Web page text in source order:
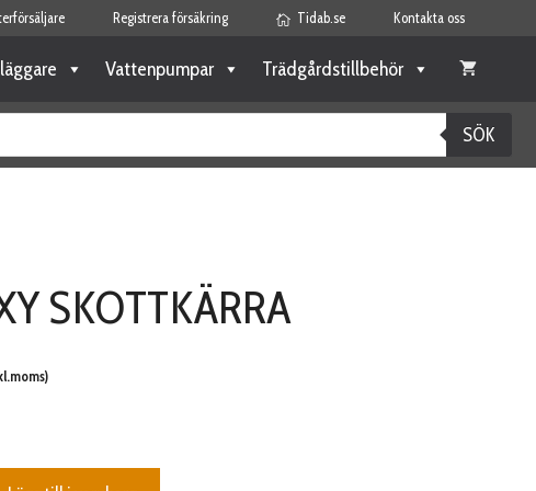
Registrera försäkring Tidab.se Kontakta oss
Vattenpumpar Trädgårdstillbehör
SÖK
SKOTTKÄRRA